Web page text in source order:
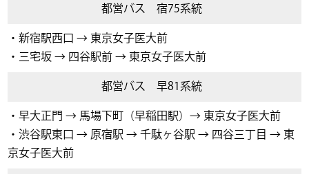
都営バス 宿75系統
・新宿駅西口 → 東京女子医大前
・三宅坂 → 四谷駅前 → 東京女子医大前
都営バス 早81系統
・早大正門 → 馬場下町（早稲田駅）→ 東京女子医大前
・渋谷駅東口 → 原宿駅 → 千駄ヶ谷駅 → 四谷三丁目 → 東
京女子医大前